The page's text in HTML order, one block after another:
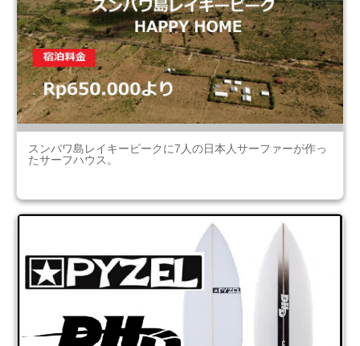
スンバワ島レイキーピークに7人の日本人サーファーが作っ
たサーフハウス。